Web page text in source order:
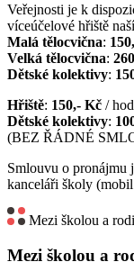
Veřejnosti je k
víceúčelové hřiště
Malá tělocvična:
Velká tělocvična:
Dětské kolektivy:
Hřiště: 150,- Kč /
Dětské kolektivy:
(BEZ ŘÁDNÉ
Smlouvu o pronájmu
kanceláři školy
Mezi školou a
Mezi školou a